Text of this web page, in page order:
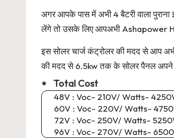
अगर आपके पास में अभी 4 बैटरी वाला पुराना
लेंगे तो उसके लिए आपअभी Ashapower
इस सोलर चार्ज कंट्रोलर की मदद से आप
की मदद से 6.5kw तक के सोलर पैनल अपने
Total Cost
48V : Voc- 210V/ Watts-
60V : Voc- 220V/ Watts-
72V : Voc- 250V/ Watts-
96V : Voc- 270V/ Watts-